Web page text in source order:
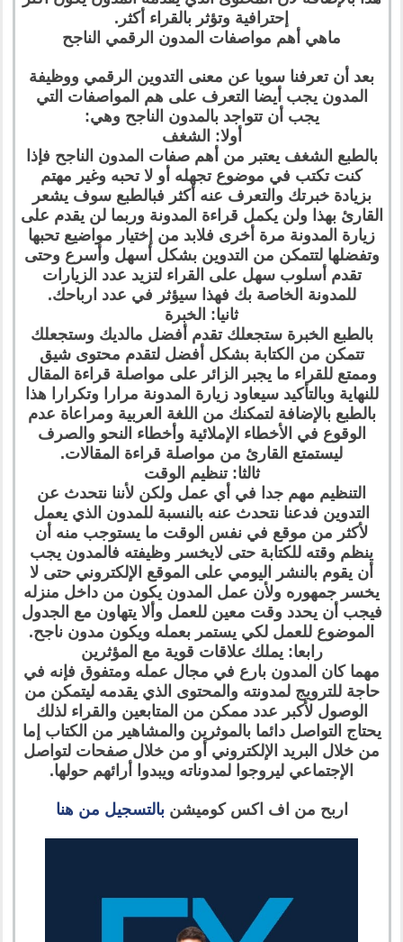
إحترافية وتؤثر بالقراء أكثر.
ماهي أهم مواصفات المدون الرقمي الناجح
بعد أن تعرفنا سويا عن معنى التدوين الرقمي ووظيفة
المدون يجب أيضا التعرف على هم المواصفات التي
يجب أن تتواجد بالمدون الناجح وهي:
أولا: الشغف
بالطبع الشغف يعتبر من أهم صفات المدون الناجح فإذا
كنت تكتب في موضوع تجهله أو لا تحبه وغير مهتم
بزيادة خبرتك والتعرف عنه أكثر فبالطبع سوف يشعر
القارئ بهذا ولن يكمل قراءة المدونة وربما لن يقدم على
زيارة المدونة مرة أخرى فلابد من إختيار مواضيع تحبها
وتفضلها لتتمكن من التدوين بشكل أسهل وأسرع وحتى
تقدم أسلوب سهل على القراء لتزيد عدد الزيارات
للمدونة الخاصة بك فهذا سيؤثر في عدد ارباحك.
ثانيا: الخبرة
بالطبع الخبرة ستجعلك تقدم أفضل مالديك وستجعلك
تتمكن من الكتابة بشكل أفضل لتقدم محتوى شيق
وممتع للقراء ما يجبر الزائر على مواصلة قراءة المقال
للنهاية وبالتأكيد سيعاود زيارة المدونة مرارا وتكرارا هذا
بالطبع بالإضافة لتمكنك من اللغة العربية ومراعاة عدم
الوقوع في الأخطاء الإملائية وأخطاء النحو والصرف
ليستمتع القارئ من مواصلة قراءة المقالات.
ثالثا: تنظيم الوقت
التنظيم مهم جدا في أي عمل ولكن لأننا نتحدث عن
التدوين فدعنا نتحدث عنه بالنسبة للمدون الذي يعمل
لأكثر من موقع في نفس الوقت ما يستوجب منه أن
ينظم وقته للكتابة حتى لايخسر وظيفته فالمدون يجب
أن يقوم بالنشر اليومي على الموقع الإلكتروني حتى لا
يخسر جمهوره ولأن عمل المدون يكون من داخل منزله
فيجب أن يحدد وقت معين للعمل وألا يتهاون مع الجدول
الموضوع للعمل لكي يستمر بعمله ويكون مدون ناجح.
رابعا: يملك علاقات قوية مع المؤثرين
مهما كان المدون بارع في مجال عمله ومتفوق فإنه في
حاجة للترويج لمدونته والمحتوى الذي يقدمه ليتمكن من
الوصول لأكبر عدد ممكن من المتابعين والقراء لذلك
يحتاج التواصل دائما بالموثرين والمشاهير من الكتاب إما
من خلال البريد الإلكتروني أو من خلال صفحات لتواصل
الإجتماعي ليروجوا لمدوناته ويبدوا أرائهم حولها.
اربح من اف اكس كوميشنبالتسجيل من هنا